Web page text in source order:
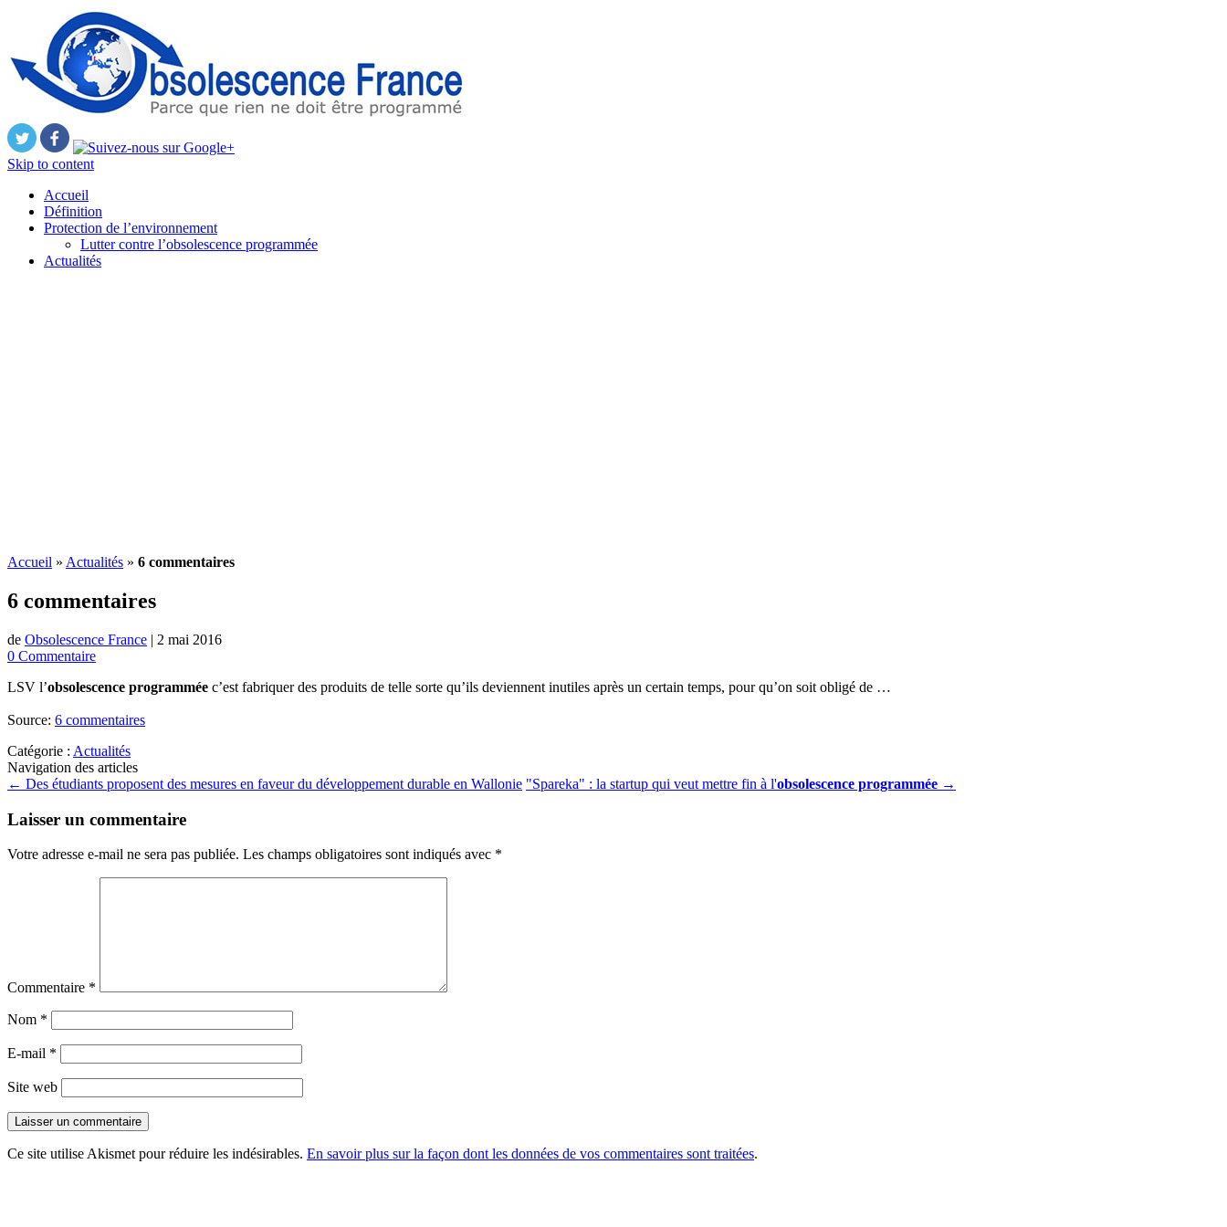
Skip to content
Accueil
Définition
Protection de l’environnement
Lutter contre l’obsolescence programmée
Actualités
Accueil » Actualités » 6 commentaires
6 commentaires
de Obsolescence France | 2 mai 2016
0 Commentaire
LSV l’obsolescence programmée c’est fabriquer des produits de telle sorte qu’ils deviennent inutiles après un certain temps, pour qu’on soit obligé de …
Source: 6 commentaires
Catégorie : Actualités
Navigation des articles
← Des étudiants proposent des mesures en faveur du développement durable en Wallonie "Spareka" : la startup qui veut mettre fin à l'obsolescence programmée →
Laisser un commentaire
Votre adresse e-mail ne sera pas publiée. Les champs obligatoires sont indiqués avec *
Commentaire *
Nom *
E-mail *
Site web
Ce site utilise Akismet pour réduire les indésirables. En savoir plus sur la façon dont les données de vos commentaires sont traitées.